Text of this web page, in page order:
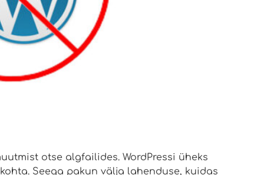
otse algfailides. WordPressi üheks
Seega pakun välja lahenduse, kuidas